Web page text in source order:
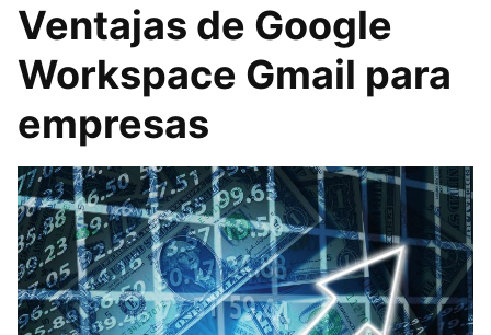
Ventajas de Google
Workspace Gmail para
empresas